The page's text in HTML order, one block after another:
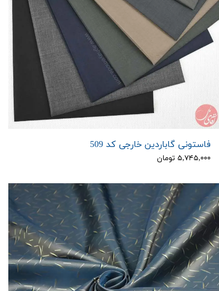
فاستونی گاباردین خارجی کد 509
۵,۷۴۵,۰۰۰ تومان